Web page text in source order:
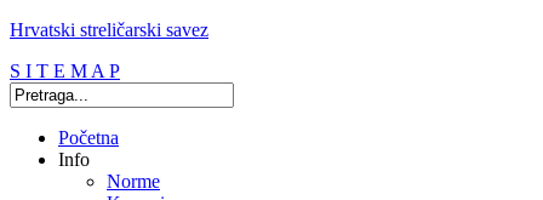
Hrvatski streličarski savez
S I T E M A P
Početna
Info
Norme